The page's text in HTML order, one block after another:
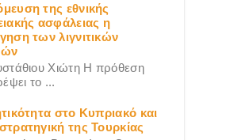
της εθνικής
ασφάλειας η
των λιγνιτικών
Χιώτη Η πρόθεση
το ...
στο Κυπριακό και
της Τουρκίας